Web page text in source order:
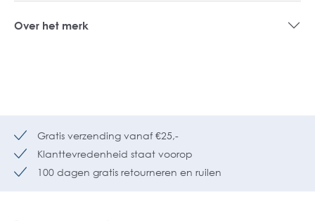
Over het merk
Gratis verzending vanaf €25,-
Klanttevredenheid staat voorop
100 dagen gratis retourneren en ruilen